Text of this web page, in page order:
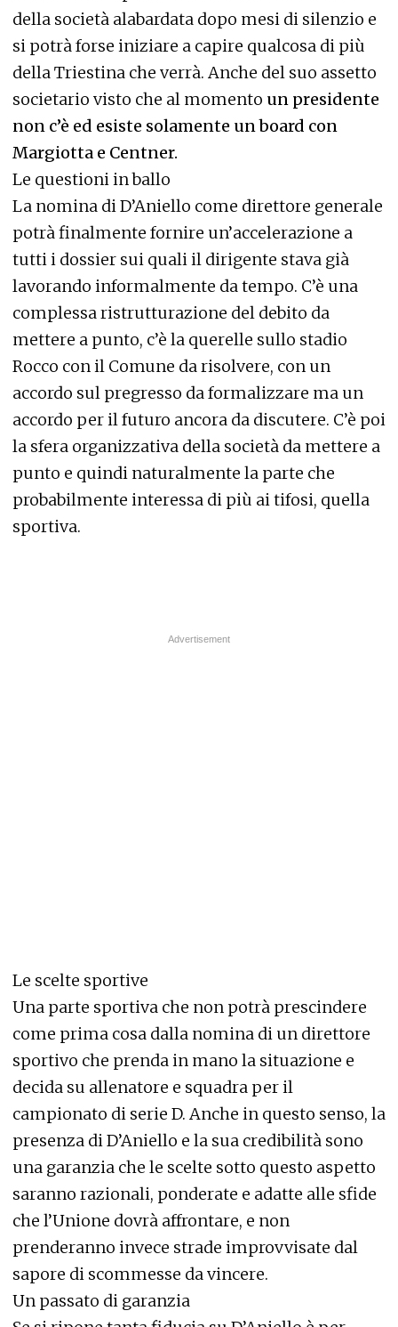
della società alabardata dopo mesi di silenzio e
si potrà forse iniziare a capire qualcosa di più
della Triestina che verrà. Anche del suo assetto
societario visto che al momento un presidente
non c’è ed esiste solamente un board con
Margiotta e Centner.
Le questioni in ballo
La nomina di D’Aniello come direttore generale
potrà finalmente fornire un’accelerazione a
tutti i dossier sui quali il dirigente stava già
lavorando informalmente da tempo. C’è una
complessa ristrutturazione del debito da
mettere a punto, c’è la querelle sullo stadio
Rocco con il Comune da risolvere, con un
accordo sul pregresso da formalizzare ma un
accordo per il futuro ancora da discutere. C’è poi
la sfera organizzativa della società da mettere a
punto e quindi naturalmente la parte che
probabilmente interessa di più ai tifosi, quella
sportiva.
Le scelte sportive
Una parte sportiva che non potrà prescindere
come prima cosa dalla nomina di un direttore
sportivo che prenda in mano la situazione e
decida su allenatore e squadra per il
campionato di serie D. Anche in questo senso, la
presenza di D’Aniello e la sua credibilità sono
una garanzia che le scelte sotto questo aspetto
saranno razionali, ponderate e adatte alle sfide
che l’Unione dovrà affrontare, e non
prenderanno invece strade improvvisate dal
sapore di scommesse da vincere.
Un passato di garanzia